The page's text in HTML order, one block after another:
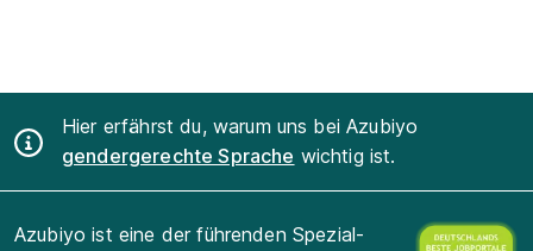
Hier erfährst du, warum uns bei Azubiyo
gendergerechte Sprache wichtig ist.
Azubiyo ist eine der führenden Spezial-